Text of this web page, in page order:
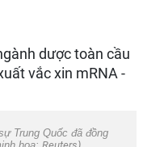
Trung Quốc đã đồng